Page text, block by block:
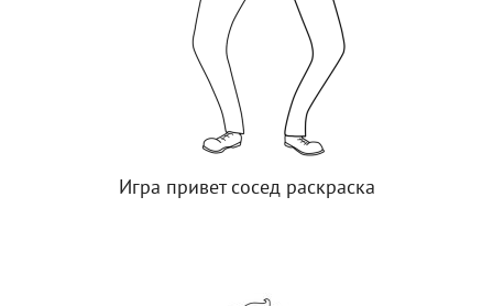
Игра привет сосед раскраска